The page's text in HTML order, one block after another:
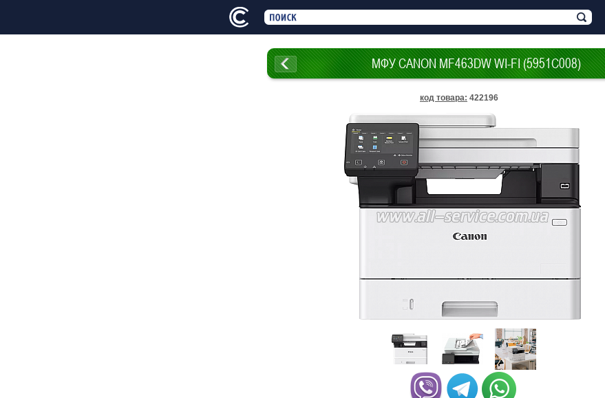
МФУ CANON MF463DW WI-FI (5951C008)
код товара: 422196